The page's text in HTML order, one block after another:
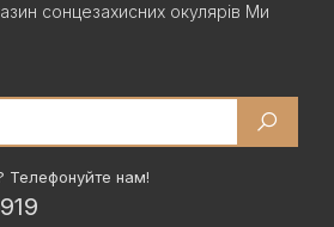
сонцезахисних окулярів Ми
Телефонуйте нам!